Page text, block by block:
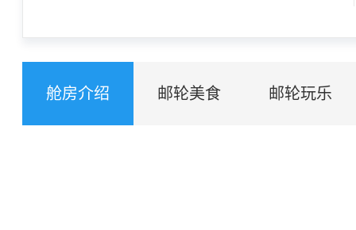
舱房介绍 邮轮美食 邮轮玩乐